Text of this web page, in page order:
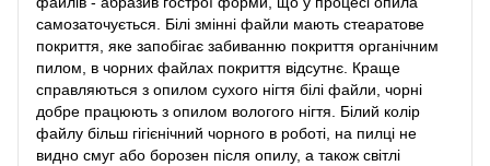
самозаточується. Білі змінні файли мають стеаратове
покриття, яке запобігає забиванню покриття органічним
пилом, в чорних файлах покриття відсутнє. Краще
справляються з опилом сухого нігтя білі файли, чорні
добре працюють з опилом вологого нігтя. Білий колір
файлу більш гігієнічний чорного в роботі, на пилці не
видно смуг або борозен після опилу, а також світлі